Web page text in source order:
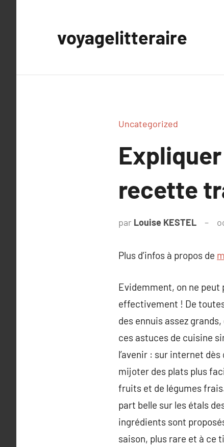
voyagelitteraire
Uncategorized
recette
par Louise KESTEL
Plus d’infos à propos de
Evidemment, on ne
effectivement ! De
des ennuis assez
ces astuces de cuisine
l’avenir : sur internet
mijoter des plats plus
fruits et de légumes
part belle sur les étals
ingrédients sont
saison, plus rare et à ce